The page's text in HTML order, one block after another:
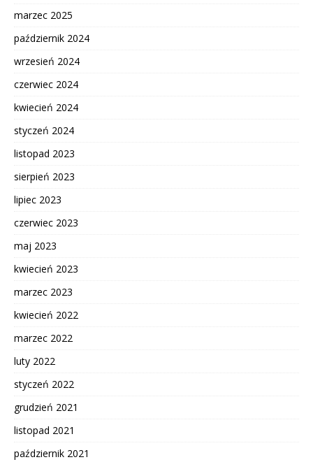
marzec 2025
październik 2024
wrzesień 2024
czerwiec 2024
kwiecień 2024
styczeń 2024
listopad 2023
sierpień 2023
lipiec 2023
czerwiec 2023
maj 2023
kwiecień 2023
marzec 2023
kwiecień 2022
marzec 2022
luty 2022
styczeń 2022
grudzień 2021
listopad 2021
październik 2021